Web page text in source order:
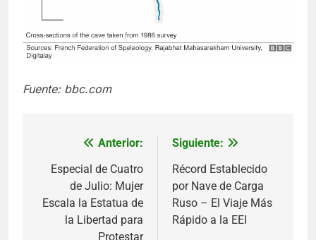
Fuente: bbc.com
Navegación
de
entradas
Anterior:
Especial de Cuatro
de Julio: Mujer
Escala la Estatua de
la Libertad para
Protestar
Siguiente:
Récord Establecido
por Nave de Carga
Ruso – El Viaje Más
Rápido a la EEI